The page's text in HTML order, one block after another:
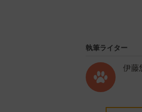
執筆ライター
伊藤